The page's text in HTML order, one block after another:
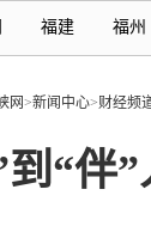
福建 福州
网>新闻中心>财经频
到“伴